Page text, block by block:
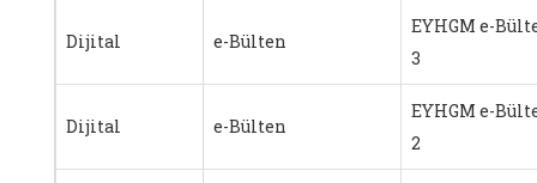
Dijital e-Bülten
EYHGM e-
3
Dijital e-Bülten
EYHGM e-
2